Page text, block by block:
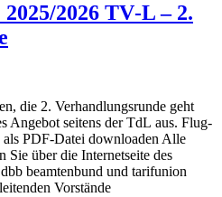
2026 TV‑L – 2.
die 2. Verhand­lungs­runde geht
Angebot seitens der TdL aus. Flug­
PDF-Datei down­loaden Alle
Sie über die Inter­net­seite des
beam­ten­bund und tarif­union
Vorstände